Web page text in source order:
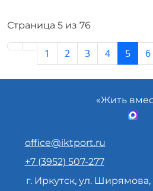
Страница 5 из 76
1 2 3 4 5 6
«Жить
office@iktport.ru
+7 (3952) 507-277
г. Иркутск, ул. Ширямова,